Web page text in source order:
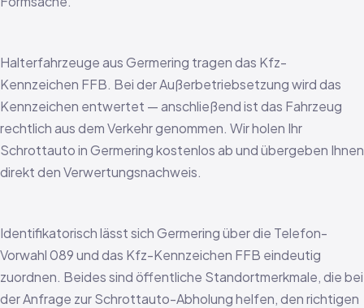
Halterfahrzeuge aus Germering tragen das Kfz-
Kennzeichen FFB. Bei der Außerbetriebsetzung wird das
Kennzeichen entwertet — anschließend ist das Fahrzeug
rechtlich aus dem Verkehr genommen. Wir holen Ihr
Schrottauto in Germering kostenlos ab und übergeben Ihnen
direkt den Verwertungsnachweis.
Identifikatorisch lässt sich Germering über die Telefon-
Vorwahl 089 und das Kfz-Kennzeichen FFB eindeutig
zuordnen. Beides sind öffentliche Standortmerkmale, die bei
der Anfrage zur Schrottauto-Abholung helfen, den richtigen